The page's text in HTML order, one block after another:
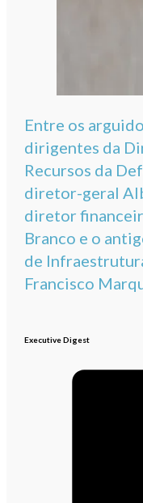
Entre os
dirigentes da
Recursos da
diretor-geral
diretor
Branco e o
de
Francisco
Executive Digest